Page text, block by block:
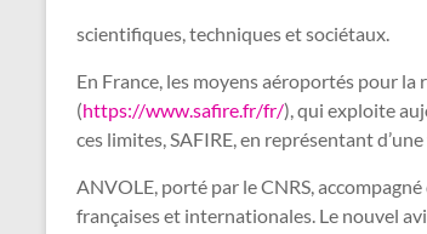
scientifiques, techniques et sociétaux.
En France, les moyens aéroportés pour
(https://www.safire.fr/fr/), qui exploite
ces limites, SAFIRE, en représentant
ANVOLE, porté par le CNRS,
françaises et internationales. Le nouvel